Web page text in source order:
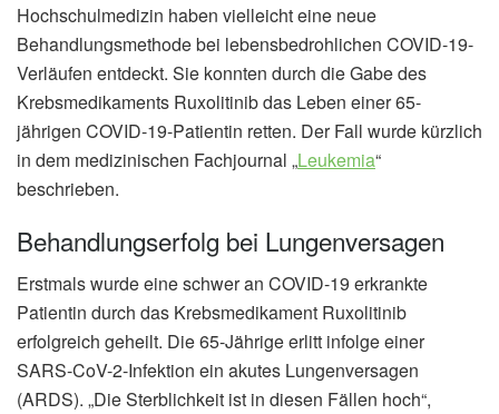
Hochschulmedizin haben vielleicht eine neue
Behandlungsmethode bei lebensbedrohlichen COVID-19-
Verläufen entdeckt. Sie konnten durch die Gabe des
Krebsmedikaments Ruxolitinib das Leben einer 65-
jährigen COVID-19-Patientin retten. Der Fall wurde kürzlich
in dem medizinischen Fachjournal „Leukemia“
beschrieben.
Behandlungserfolg bei Lungenversagen
Erstmals wurde eine schwer an COVID-19 erkrankte
Patientin durch das Krebsmedikament Ruxolitinib
erfolgreich geheilt. Die 65-Jährige erlitt infolge einer
SARS-CoV-2-Infektion ein akutes Lungenversagen
(ARDS). „Die Sterblichkeit ist in diesen Fällen hoch“,